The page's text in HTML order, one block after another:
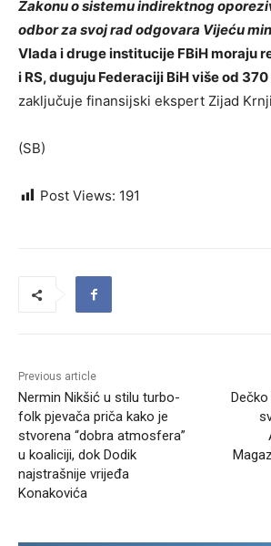
Zakonu o sistemu indirektnog
odbor za svoj rad odgovara Vijeću
Vlada i druge institucije FBiH moraju
i RS, duguju Federaciji BiH više od
zaključuje finansijski ekspert Zijad
(SB)
Post Views: 191
Previous article
Nermin Nikšić u stilu turbo-
folk pjevača priča kako je
stvorena “dobra atmosfera”
u koaliciji, dok Dodik
najstrašnije vrijeđa
Konakovića